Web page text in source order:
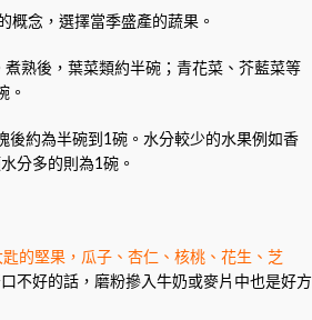
概念，選擇當季盛產的蔬果。
熟後，葉菜類約半碗；青花菜、芥藍菜等
。
後約為半碗到1碗。水分較少的水果例如香
分多的則為1碗。
的堅果，瓜子、杏仁、核桃、花生、芝
口不好的話，磨粉摻入牛奶或麥片中也是好方